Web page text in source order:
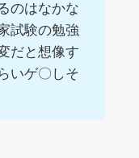
のはなかな
試験の勉強
だと想像す
いゲ〇しそ